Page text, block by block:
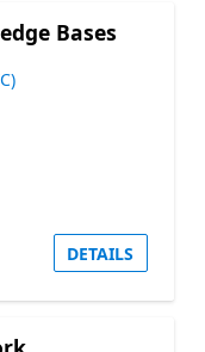
Bases
DETAILS